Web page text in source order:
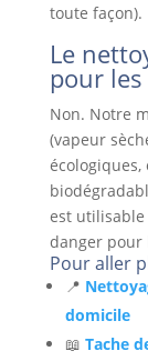
toute façon).
Le
pour
Non. Notre
(vapeur
est utilisable
danger pour
Pour aller
📍
domicile
📖 Tache